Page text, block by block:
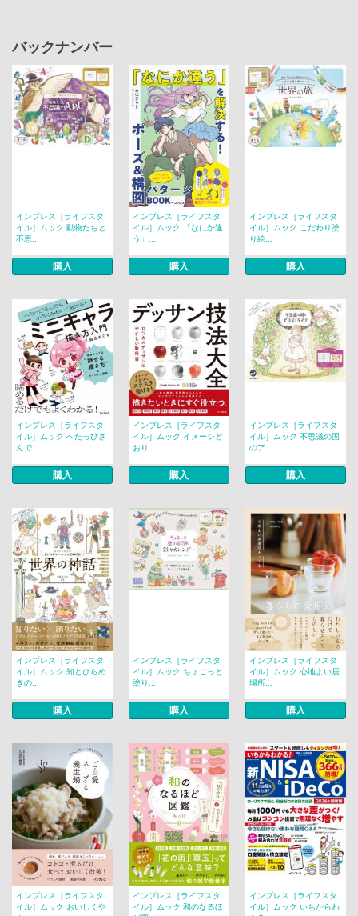
バックナンバー
インプレス［ライフスタ
イル］ムック 動物たちと
不思...
購入
インプレス［ライフスタ
イル］ムック 「なにか違
う」...
購入
インプレス［ライフスタ
イル］ムック こだわり塗
り絵...
購入
インプレス［ライフスタ
イル］ムック へたっぴさ
んで...
購入
インプレス［ライフスタ
イル］ムック イメージど
おり...
購入
インプレス［ライフスタ
イル］ムック 不思議の国
のア...
購入
インプレス［ライフスタ
イル］ムック 知とひらめ
きの...
購入
インプレス［ライフスタ
イル］ムック ちょこっと
塗り...
購入
インプレス［ライフスタ
イル］ムック 心地よい居
場所...
購入
インプレス［ライフスタ
イル］ムック おいしくや
インプレス［ライフスタ
イル］ムック 和のなるほ
インプレス［ライフスタ
イル］ムック いちからわ